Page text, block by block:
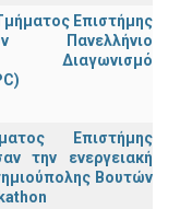
Επιστήμης
Πανελλήνιο
Διαγωνισμό
Επιστήμης
την ενεργειακή
Βουτών